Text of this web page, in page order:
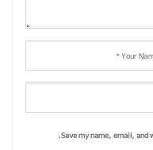
Save my name, email, and